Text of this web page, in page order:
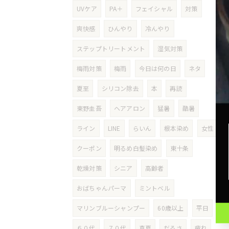
UVケア PA＋ フェイシャル 対策
爽快感 ひんやり 冷んやり
ステップトリートメント 湿気対策
梅雨対策 梅雨 今日は何の日 ネタ
夏至 シリコン除去 本 再読
東野圭吾 ヘアアロン 猛暑 酷暑
ライン LINE らいん 根本染め 女性
クーポン 明るめ白髪染め 東十条
乾燥対策 シニア 高齢者
おばちゃんパーマ ミントベル
マリンブルーシャンプー 60歳以上 平日